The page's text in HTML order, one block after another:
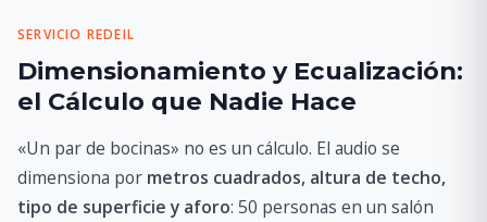
SERVICIO REDEIL
Dimensionamiento y Ecualización:
el Cálculo que Nadie Hace
«Un par de bocinas» no es un cálculo. El audio se
dimensiona por metros cuadrados, altura de techo,
tipo de superficie y aforo: 50 personas en un salón